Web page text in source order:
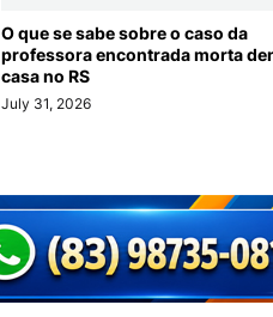
O que se sabe sobre o caso da
professora encontrada morta
casa no RS
July 31, 2026